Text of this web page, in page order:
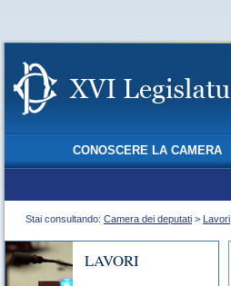
CONOSCERE LA CAMERA
Stai consultando: Camera dei deputati > Lavori
LAVORI